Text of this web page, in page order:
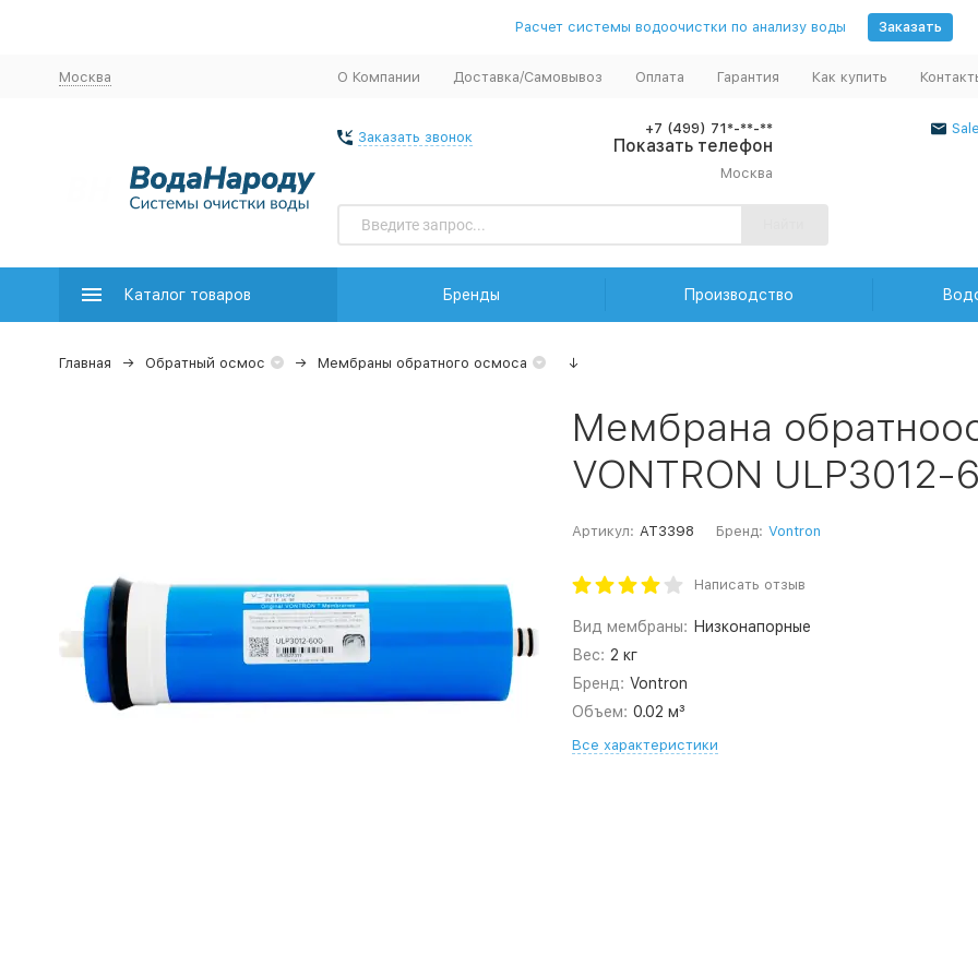
Расчет системы водоочистки по анализу воды Заказать
Москва О Компании Доставка/Самовывоз Оплата Гарантия Как купить
Заказать звонок
+7 (499) 71*-**-**
Показать телефон
Москва
Каталог товаров Бренды Производство
Главная Обратный осмос Мембраны обратного осмоса ↓
Мембрана
VONTRON ULP3012-
Артикул: AT3398 Бренд: Vontron
Написать отзыв
Вид мембраны: Низконапорные
Вес: 2 кг
Бренд: Vontron
Объем: 0.02 м³
Все характеристики